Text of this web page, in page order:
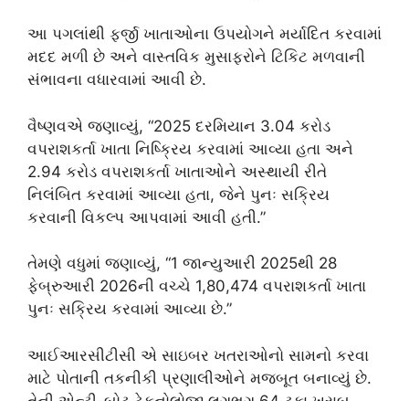
આ પગલાંથી ફર્જી ખાતાઓના ઉપયોગને મર્યાદિત કરવામાં
મદદ મળી છે અને વાસ્તવિક મુસાફરોને ટિકિટ મળવાની
સંભાવના વધારવામાં આવી છે.
વૈષ્ણવએ જણાવ્યું, “2025 દરમિયાન 3.04 કરોડ
વપરાશકર્તા ખાતા નિષ્ક્રિય કરવામાં આવ્યા હતા અને
2.94 કરોડ વપરાશકર્તા ખાતાઓને અસ્થાયી રીતે
નિલંબિત કરવામાં આવ્યા હતા, જેને પુનઃ સક્રિય
કરવાની વિકલ્પ આપવામાં આવી હતી.”
તેમણે વધુમાં જણાવ્યું, “1 જાન્યુઆરી 2025થી 28
ફેબ્રુઆરી 2026ની વચ્ચે 1,80,474 વપરાશકર્તા ખાતા
પુનઃ સક્રિય કરવામાં આવ્યા છે.”
આઈઆરસીટીસી એ સાઇબર ખતરાઓનો સામનો કરવા
માટે પોતાની તકનીકી પ્રણાલીઓને મજબૂત બનાવ્યું છે.